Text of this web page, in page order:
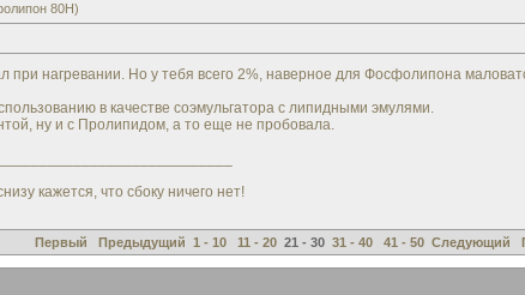
80H)
при нагревании. Но у тебя всего 2%, наверное для Фосфолипона
в качестве соэмульгатора с липидными эмулями.
ну и с Пролипидом, а то еще не пробовала.
кажется, что сбоку ничего нет!
Первый Предыдущий 1 - 10 11 - 2021 - 30 31 - 40 41 - 50 Следующий